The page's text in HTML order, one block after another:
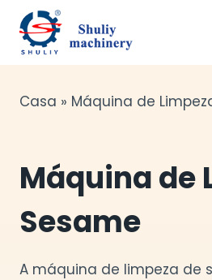
content
Casa » Máquina de
Máquina de
Sesame
A máquina de limpeza de